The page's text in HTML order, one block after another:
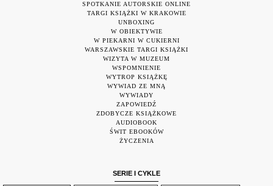
SPOTKANIE AUTORSKIE ONLINE
TARGI KSIĄŻKI W KRAKOWIE
UNBOXING
W OBIEKTYWIE
W PIEKARNI W CUKIERNI
WARSZAWSKIE TARGI KSIĄŻKI
WIZYTA W MUZEUM
WSPOMNIENIE
WYTROP KSIĄŻKĘ
WYWIAD ZE MNĄ
WYWIADY
ZAPOWIEDŹ
ZDOBYCZE KSIĄŻKOWE
AUDIOBOOK
ŚWIT EBOOKÓW
ŻYCZENIA
SERIE I CYKLE